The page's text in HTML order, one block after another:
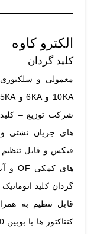
الکترو کاوه
کلید گردان
های جریان نشتی و
فیکس و قابل تنظیم
گردان کلید